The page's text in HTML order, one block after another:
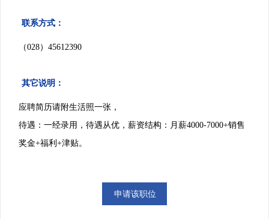
认证考试
联系方式：
（028）45612390
其它说明：
应聘简历请附生活照一张，
待遇：一经录用，待遇从优，薪资结构：月薪4000-7000+销售
奖金+福利+津贴。